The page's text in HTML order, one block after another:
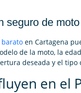
seguro de
barato en Cartagena
de la moto, la
deseada y el tipo
en el